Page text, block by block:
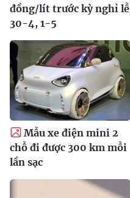
đồng/lít trước kỳ nghỉ lễ
30-4, 1-5
Mẫu xe điện mini 2
chỗ đi được 300 km mỗi
lần sạc